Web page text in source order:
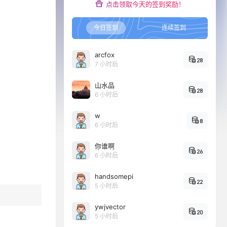
点击领取今天的签到奖励！
今日签到 连续签到
arcfox
7 小时后
28
山水品
6 小时后
28
w
6 小时后
8
你谁啊
6 小时后
26
handsomepi
5 小时后
22
ywjvector
5 小时后
20